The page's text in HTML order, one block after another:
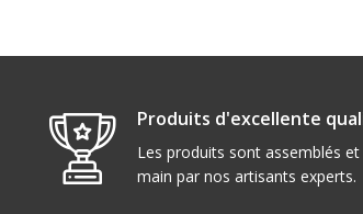
Produits d'excellente
Les produits sont assemblés
main par nos artisants experts.